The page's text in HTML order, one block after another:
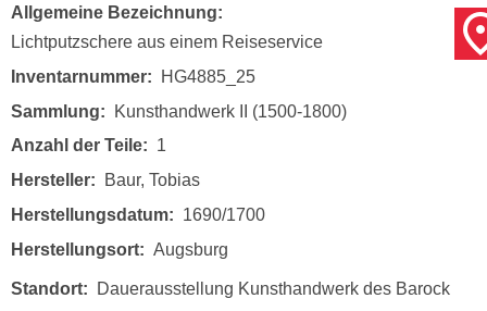
Allgemeine Bezeichnung
Lichtputzschere aus einem Reiseservice
Inventarnummer
HG4885_25
Sammlung
Kunsthandwerk II (1500-1800)
Anzahl der Teile
1
Hersteller
Baur, Tobias
Herstellungsdatum
1690/1700
Herstellungsort
Augsburg
Standort
Dauerausstellung Kunsthandwerk des Barock